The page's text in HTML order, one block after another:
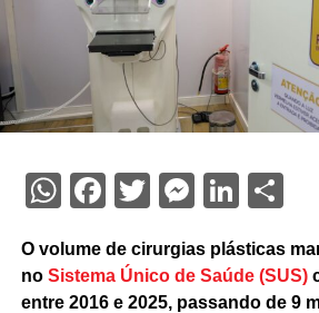
WhatsApp
Facebook
Twitter
O volume de cirurgias plásticas
no Sistema Único de Saúde (SUS)
entre 2016 e 2025, passando de 9